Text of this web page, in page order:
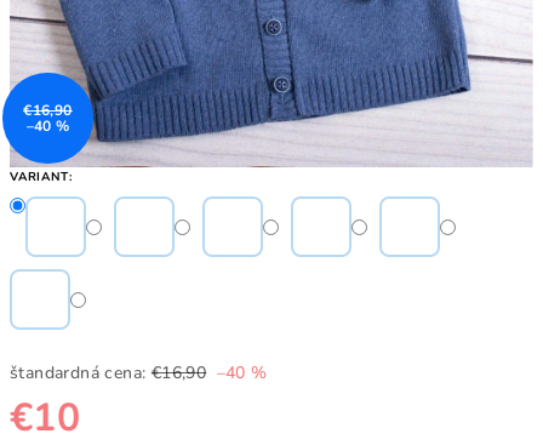
VARIANT:
štandardná cena: €16,90 –40 %
€10
€16,90
–40 %